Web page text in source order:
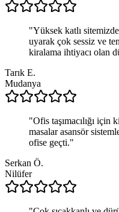
"Yüksek katlı
uyarak çok sessiz ve
kiralama ihtiyacı olan
Tarık E.
Mudanya
"Ofis taşımacılığı için
masalar asansör
ofise geçti."
Serkan Ö.
Nilüfer